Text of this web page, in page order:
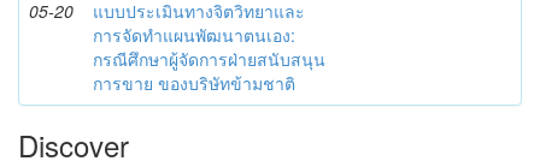
05-20
แบบประเมินทางจิตวิทยาและ
การจัดทำแผนพัฒนาตนเอง:
กรณีศึกษาผู้จัดการฝ่ายสนับสนุน
การขาย ของบริษัทข้ามชาติ
Discover